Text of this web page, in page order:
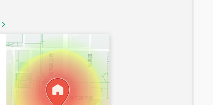
1,020萬
總價
490萬